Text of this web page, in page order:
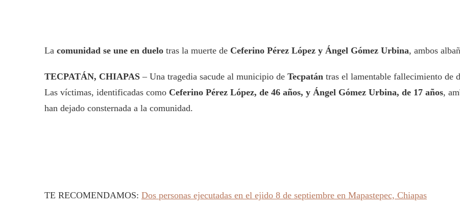
La comunidad se une en duelo tras la muerte de Ceferino Pérez López y Ángel Gómez Urbina, ambos
TECPATÁN, CHIAPAS – Una tragedia sacude al municipio de Tecpatán tras el lamentable fallecimiento de
Las víctimas, identificadas como Ceferino Pérez López, de 46 años, y Ángel Gómez Urbina, de 17 años,
han dejado consternada a la comunidad.
TE RECOMENDAMOS: Dos personas ejecutadas en el ejido 8 de septiembre en Mapastepec, Chiapas